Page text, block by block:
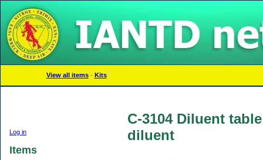
View all items · Kits
Log in
Items
C-3104 Diluent
diluent